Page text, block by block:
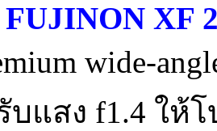
FUJINON XF
wide-
บแสง f1.4 ให้